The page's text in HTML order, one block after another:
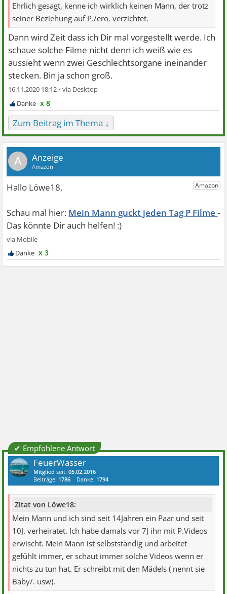
Ehrlich gesagt, kenne ich wirklich keinen Mann, der trotz
seiner Beziehung auf P./ero. verzichtet.
Dann wird Zeit dass ich Dir mal vorgestellt werde. Ich
schaue solche Filme nicht denn ich weiß wie es
aussieht wenn zwei Geschlechtsorgane ineinander
stecken. Bin ja schon groß.
16.11.2020 18:12 •
x 8
Zum Beitrag im Thema ↓
A
Mein Mann guckt jeden Tag P Filme
x 3
✔ Empfohlene Antwort
FeuerWasser
Mitglied seit:05.02.2016
Beiträge: 1786 Danke: 1794
Zitat von Löwe18:
Mein Mann und ich sind seit 14Jahren ein Paar und seit
10J. verheiratet. Ich habe damals vor 7J ihn mit P.Videos
erwischt. Mein Mann ist selbstständig und arbeitet
gefühlt immer, er schaut immer solche Videos wenn er
nichts zu tun hat. Er schreibt mit den Mädels ( nennt sie
Baby/. usw).